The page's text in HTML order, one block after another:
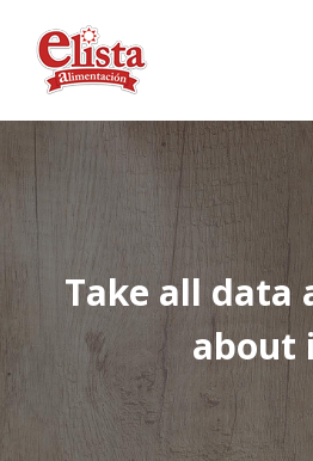
Take all data
about